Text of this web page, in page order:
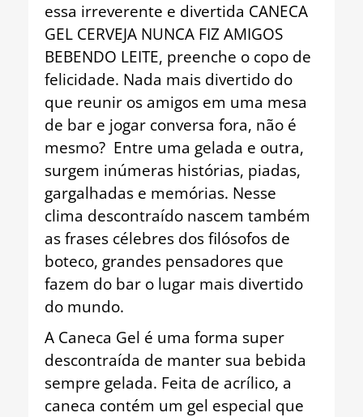
essa irreverente e divertida CANECA
GEL CERVEJA NUNCA FIZ AMIGOS
BEBENDO LEITE, preenche o copo de
felicidade. Nada mais divertido do
que reunir os amigos em uma mesa
de bar e jogar conversa fora, não é
mesmo? Entre uma gelada e outra,
surgem inúmeras histórias, piadas,
gargalhadas e memórias. Nesse
clima descontraído nascem também
as frases célebres dos filósofos de
boteco, grandes pensadores que
fazem do bar o lugar mais divertido
do mundo.
A Caneca Gel é uma forma super
descontraída de manter sua bebida
sempre gelada. Feita de acrílico, a
caneca contém um gel especial que